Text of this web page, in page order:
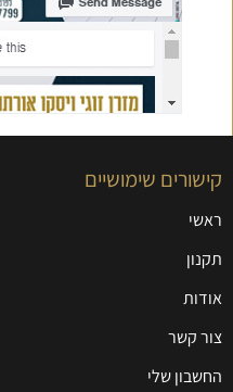
קישורים שימושיים
ראשי
תקנון
אודות
צור קשר
החשבון שלי